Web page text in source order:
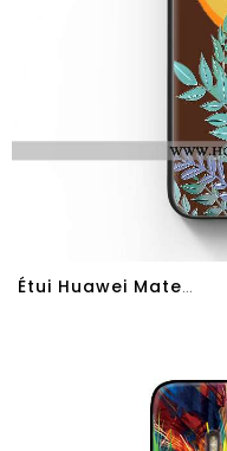
Étui Huawei Mate 10 Protection Personnalité Fluide Doux Tendance Coque Silicone Marron